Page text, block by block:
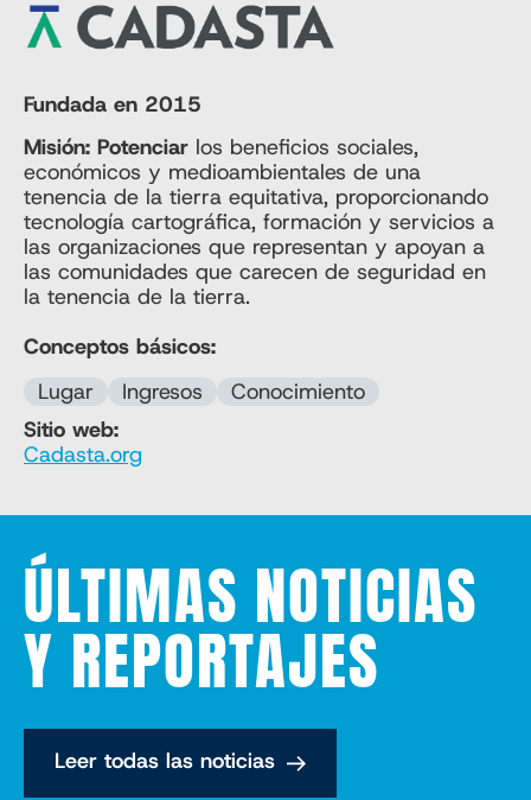
Fundada en 2015
Misión: Potenciar los beneficios sociales,
económicos y medioambientales de una
tenencia de la tierra equitativa, proporcionando
tecnología cartográfica, formación y servicios a
las organizaciones que representan y apoyan a
las comunidades que carecen de seguridad en
la tenencia de la tierra.
Conceptos básicos:
Lugar
Ingresos
Conocimiento
Sitio web:
Cadasta.org
ÚLTIMAS NOTICIAS
Y REPORTAJES
Leer todas las noticias